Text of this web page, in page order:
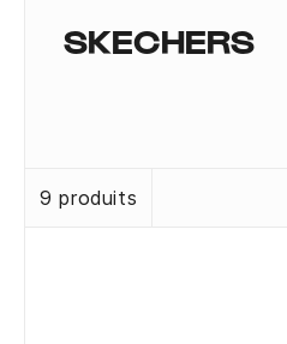
SKECHERS
9 produits